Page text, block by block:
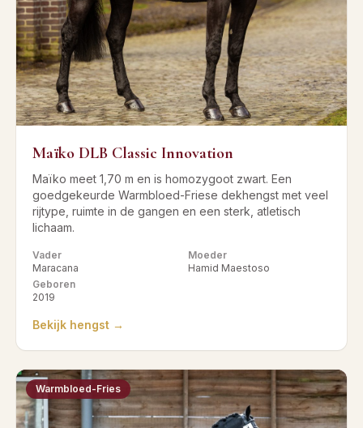
Maïko DLB Classic Innovation
Maïko meet 1,70 m en is homozygoot zwart. Een
goedgekeurde Warmbloed-Friese dekhengst met veel
rijtype, ruimte in de gangen en een sterk, atletisch
lichaam.
Vader
Maracana
Moeder
Hamid Maestoso
Geboren
2019
Bekijk hengst →
Warmbloed-Fries